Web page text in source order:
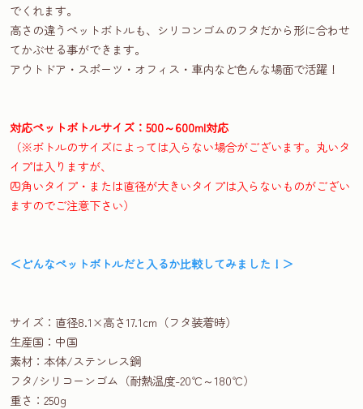
でくれます。
高さの違うペットボトルも、シリコンゴムのフタだから形に合わせ
てかぶせる事ができます。
アウトドア・スポーツ・オフィス・車内など色んな場面で活躍！
対応ペットボトルサイズ：500～600ml対応
（※ボトルのサイズによっては入らない場合がございます。丸いタ
イプは入りますが、
四角いタイプ・または直径が大きいタイプは入らないものがござい
ますのでご注意下さい）
＜どんなペットボトルだと入るか比較してみました！＞
サイズ：直径8.1×高さ17.1cm（フタ装着時）
生産国：中国
素材：本体/ステンレス鋼
フタ/シリコーンゴム（耐熱温度-20℃～180℃）
重さ：250g